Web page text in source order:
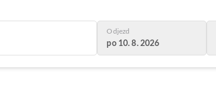
Odjezd
po 10. 8. 2026